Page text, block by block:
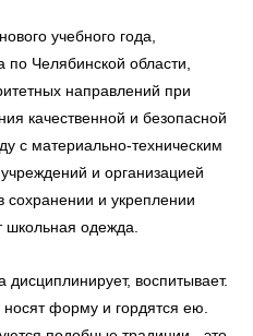
учебного года,
Челябинской области,
направлений при
качественной и безопасной
с материально-техническим
и организацией
сохранении и укреплении
школьная одежда.
воспитывает.
форму и гордятся ею.